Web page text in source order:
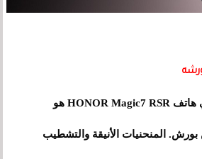
أول شيء ستلاحظه في هاتف HONOR Magic7 RSR هو
المنحنيات الأنيقة والتشطيب